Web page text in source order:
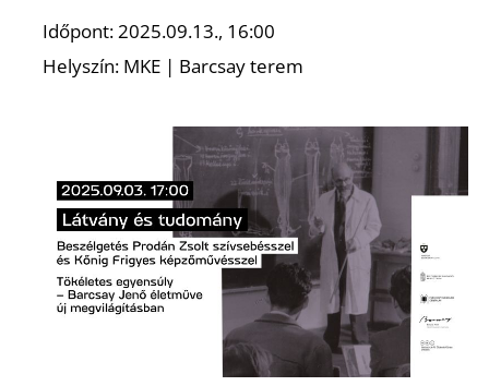
Időpont: 2025.09.13., 16:00
Helyszín: MKE | Barcsay terem